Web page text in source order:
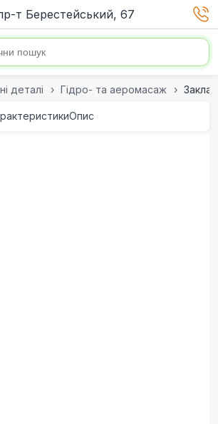
т Берестейський, 67
деталі Гідро- та аеромасаж
Опис